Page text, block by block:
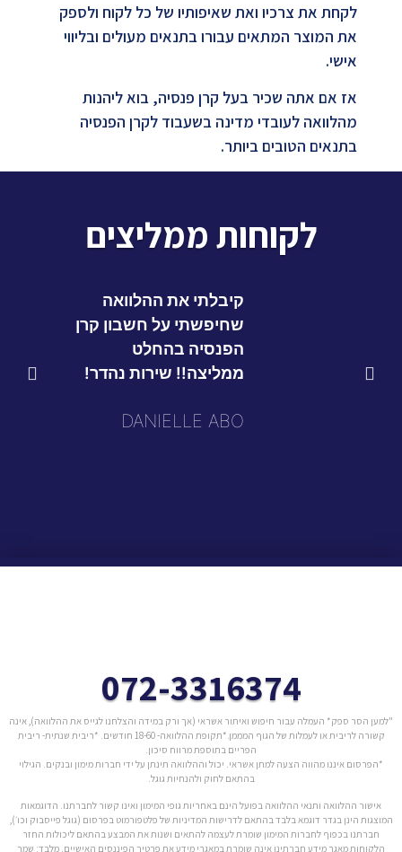
לקחת את צרכיו ואת שאיפותיו של כל לקוח ולספק
את המוצר המתאים עבורו בתנאים מעולים ובליווי
אישי.
אז אם אתה שכיר בעל קרן פנסיה, בוא ליהנות
מהלוואה לעובדי מדינה בשעבוד לקרן הפנסיה
בתנאים הטובים ביותר.
לקוחות ממליצים
קיבלתי את ההלוואה
שחיפשתי על חשבון קרן
הפנסיה בהחלט
ממליצה!! שירות נהדר!
DANIELLE ABO
072-3316374
"למען הסר ספק* העמלה עבור חיפוש ואיתור אשראי (אך ורק במידה והצלחנו לגייס את ההלוואה), אינה
קשורה לריבית או לעמלות של הגוף המממן.*תקופת ההלוואה- 18-60 חודשים. *ריבית שנתית- ריבית
הפריים בתוספת מרווח סיכון.
*הפרסום איננו מהווה הצעה למתן אשראי. יכול וההלוואה תינתן על ידי חברות מימון ובנקים. הגילוי
בהתאם לחוק ולהנחיות גוגל.
אישור ההלוואה ותנאי ההלוואה בפועל הינם באחריות גופי המימון ואינו קשור לחברתנו. הדוגמאות
המוצגות הינן בגדר דוגמא בלבד בהתאם לדרישות המדיניות של פלטפורמוט בפרסום (גוגל פייסבוק וכו׳),
חברתנו בכפוף לחברות המימון שומרת לעצמה להתאים ושנות את המבצע בהתאם ליכולות החזר
הלקוחות מאגר מידע חברתינו אינה שומרת במאגרי מידע את פרטיך הפיננסים האישיים. מלבד: שמך